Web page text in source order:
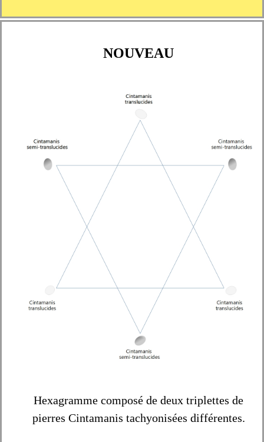
NOUVEAU
Hexagramme composé de deux triplettes de
pierres Cintamanis tachyonisées différentes.